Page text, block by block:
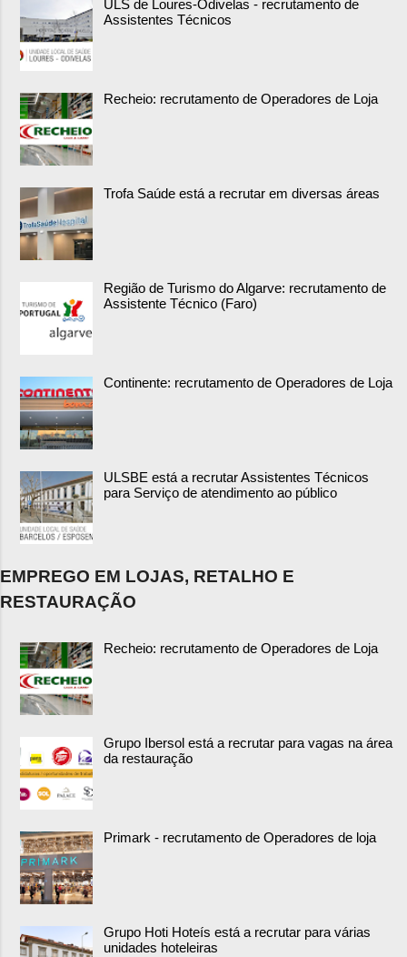
ULS de Loures-Odivelas - recrutamento de
Assistentes Técnicos
Recheio: recrutamento de Operadores de Loja
Trofa Saúde está a recrutar em diversas áreas
Região de Turismo do Algarve: recrutamento de
Assistente Técnico (Faro)
Continente: recrutamento de Operadores de Loja
ULSBE está a recrutar Assistentes Técnicos
para Serviço de atendimento ao público
EMPREGO EM LOJAS, RETALHO E
RESTAURAÇÃO
Recheio: recrutamento de Operadores de Loja
Grupo Ibersol está a recrutar para vagas na área
da restauração
Primark - recrutamento de Operadores de loja
Grupo Hoti Hoteís está a recrutar para várias
unidades hoteleiras